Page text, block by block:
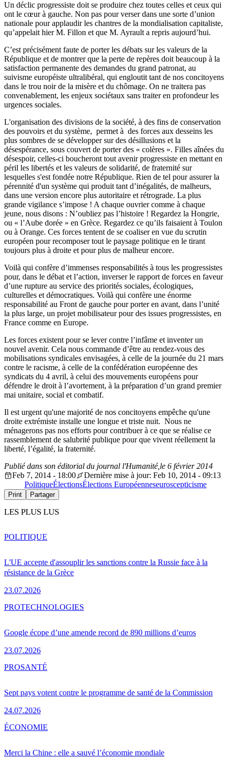
Un déclic progressiste doit se produire chez toutes celles et ceux qui
ont le cœurà gauche. Non pas pour verser dans une sorte d’union
nationale pour applaudir les chantres de la mondialisation capitaliste,
qu’appelait hier M. Fillon et que M. Ayrault a repris aujourd’hui.
C’est précisément faute de porter les débats sur les valeurs de la
République et de montrer que la perte de repères doit beaucoup à la
satisfaction permanente des demandes du grand patronat, au
suivisme européiste ultralibéral, qui engloutit tant de nos concitoyens
dans le trou noir de la misère et du chômage. On ne traitera pas
convenablement, les enjeux sociétaux sans traiter en profondeur les
urgences sociales.
L'organisation des divisions de la société, à des fins de conservation
des pouvoirs et du système, permet à des forces aux desseins les
plus sombres de se développer sur des désillusions et la
désespérance, sous couvert de porter des « colères ». Filles aînées du
désespoir, celles-ci boucheront tout avenir progressiste en mettant en
péril les libertés et les valeurs de solidarité, de fraternité sur
lesquelles s'est fondée notre République. Rien de tel pour assurer la
pérennité d'un système qui produit tant d’inégalités, de malheurs,
dans une version encore plus autoritaire et rétrograde. La plus
grande vigilance s’impose ! A chaque ouvrier comme à chaque
jeune, nous disons : N’oubliez pas l’histoire ! Regardez la Hongrie,
ou « l’Aube dorée » en Grèce. Regardez ce qu’ils faisaient à Toulon
ou à Orange. Ces forces tentent de se coaliser en vue du scrutin
européen pour recomposer tout le paysage politique en le tirant
toujours plus à droite et pour plus de malheur encore.
Voilà qui confère d’immenses responsabilités à tous les progressistes
pour, dans le débat et l’action, inverser le rapport de forces en faveur
d’une rupture au service des priorités sociales, écologiques,
culturelles et démocratiques. Voilà qui confère une énorme
responsabilité au Front de gauche pour porter en avant, dans l’unité
la plus large, un projet mobilisateur pour des issues progressistes, en
France comme en Europe.
Les forces existent pour se lever contre l’infâme et inventer un
nouvel avenir. Cela nous commande d’être au rendez-vous des
mobilisations syndicales envisagées, à celle de la journée du 21 mars
contre le racisme, à celle de la confédération européenne des
syndicats du 4 avril, à celui des mouvements européens pour
défendre le droit à l’avortement, à la préparation d’un grand premier
mai unitaire, social et combatif.
Il est urgent qu'une majorité de nos concitoyens empêche qu'une
droite extrémiste installe une longue et triste nuit. Nous ne
ménagerons pas nos efforts pour contribuer à ce que se réalise ce
rassemblement de salubrité publique pour que vivent réellement la
liberté, l’égalité, la fraternité.
Publié dans son éditorial du journal l'Humanité,le 6 février 2014
Feb 7, 2014 - 18:00
Dernière mise à jour: Feb 10, 2014 - 09:13
PolitiqueÉlectionsÉlections Européenneseuroscepticisme
Print Partager
LES PLUS LUS
L'UE accepte d'assouplir les sanctions contre la Russie face à la
résistance de la Grèce
23.07.2026
POLITIQUE
Google écope d’une amende record de 890 millions d’euros
23.07.2026
PROTECHNOLOGIES
Sept pays votent contre le programme de santé de la Commission
24.07.2026
PROSANTÉ
Merci la Chine : elle a sauvé l’économie mondiale
ÉCONOMIE